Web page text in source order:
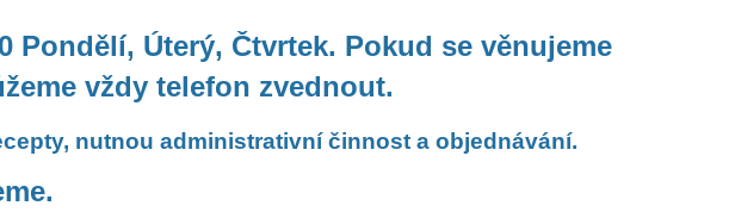
Pondělí, Úterý, Čtvrtek. Pokud se věnujeme
vždy telefon zvednout.
nutnou administrativní činnost a objednávání.